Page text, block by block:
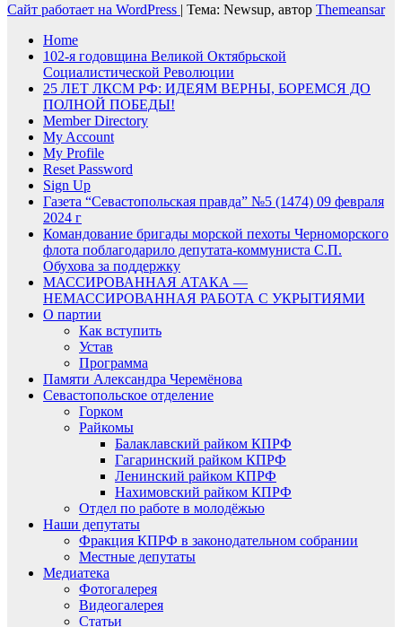
Сайт работает на WordPress | Тема: Newsup, автор Themeansar
Home
102-я годовщина Великой Октябрьской
Социалистической Революции
25 ЛЕТ ЛКСМ РФ: ИДЕЯМ ВЕРНЫ, БОРЕМСЯ ДО
ПОЛНОЙ ПОБЕДЫ!
Member Directory
My Account
My Profile
Reset Password
Sign Up
Газета “Севастопольская правда” №5 (1474) 09 февраля
2024 г
Командование бригады морской пехоты Черноморского
флота поблагодарило депутата-коммуниста С.П.
Обухова за поддержку
МАССИРОВАННАЯ АТАКА —
НЕМАССИРОВАННАЯ РАБОТА С УКРЫТИЯМИ
О партии
Как вступить
Устав
Программа
Памяти Александра Черемёнова
Севастопольское отделение
Горком
Райкомы
Балаклавский райком КПРФ
Гагаринский райком КПРФ
Ленинский райком КПРФ
Нахимовский райком КПРФ
Отдел по работе в молодёжью
Наши депутаты
Фракция КПРФ в законодательном собрании
Местные депутаты
Медиатека
Фотогалерея
Видеогалерея
Статьи